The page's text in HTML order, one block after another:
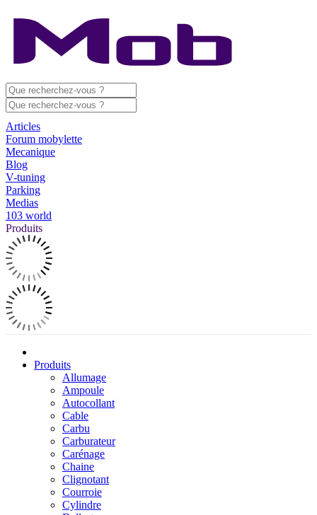
Articles
Forum mobylette
Mecanique
Blog
V-tuning
Parking
Medias
103 world
Produits
Produits
Allumage
Ampoule
Autocollant
Cable
Carbu
Carburateur
Carénage
Chaine
Clignotant
Courroie
Cylindre